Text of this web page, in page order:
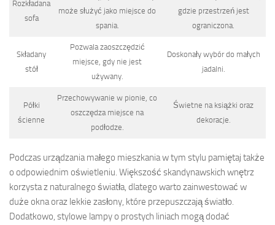
Rozkładana
sofa
może służyć jako miejsce do
spania.
gdzie przestrzeń jest
ograniczona.
Składany
stół
Pozwala zaoszczędzić
miejsce, gdy nie jest
używany.
Doskonały wybór do małych
jadalni.
Półki
ścienne
Przechowywanie w pionie, co
oszczędza miejsce na
podłodze.
Świetne na książki oraz
dekoracje.
Podczas urządzania małego mieszkania w tym stylu pamiętaj także
o odpowiednim oświetleniu. Większość skandynawskich wnętrz
korzysta z naturalnego światła, dlatego warto zainwestować w
duże okna oraz lekkie zasłony, które przepuszczają światło.
Dodatkowo, stylowe lampy o prostych liniach mogą dodać